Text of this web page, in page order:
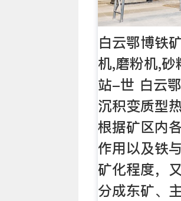
白云鄂博铁
机,磨粉机,
站-世 白云
沉积变质型
根据矿区内
作用以及铁
矿化程度，
分成东矿、